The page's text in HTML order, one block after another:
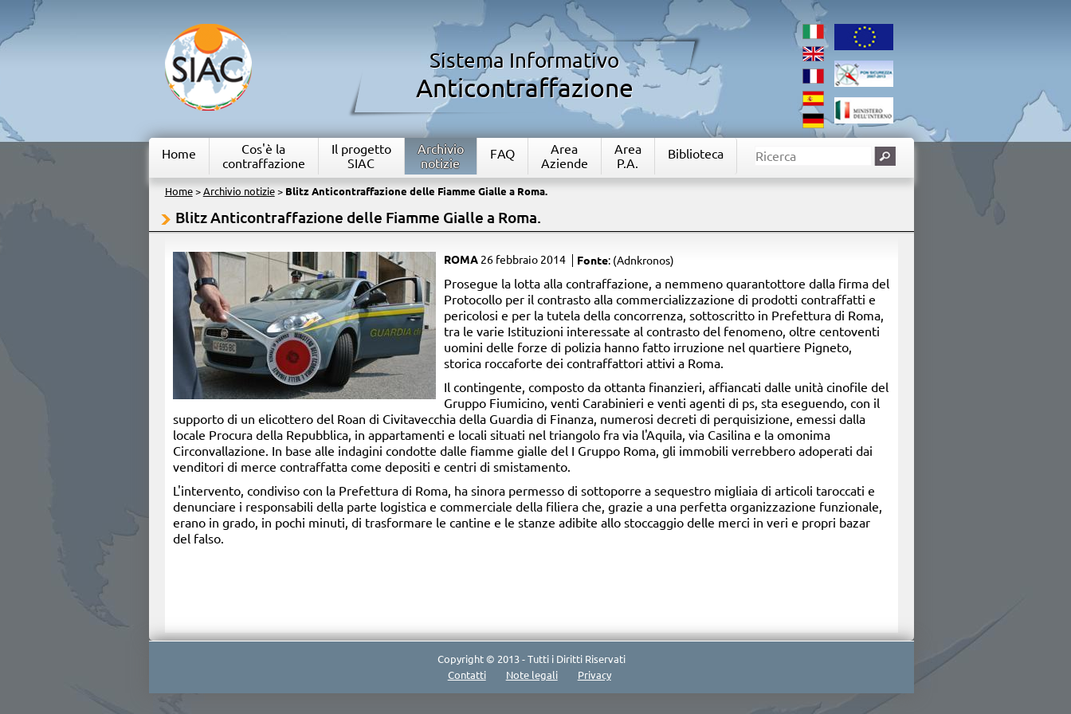
Sistema Informativo
Anticontraffazione
Home
Cos'è la
contraffazione
Il progetto
SIAC
Archivio
notizie
FAQ
Area
Aziende
Area
P.A.
Biblioteca
Home> Archivio notizie> Blitz Anticontraffazione delle Fiamme Gialle a Roma.
Blitz Anticontraffazione delle Fiamme Gialle a Roma.
ROMA 26 febbraio 2014 Fonte: (Adnkronos)
​Prosegue la lotta alla contraffazione, a nemmeno quarantottore dalla firma del
Protocollo per il contrasto alla commercializzazione di prodotti contraffatti e
pericolosi e per la tutela della concorrenza, sottoscritto in Prefettura di Roma,
tra le varie Istituzioni interessate al contrasto del fenomeno, oltre centoventi
uomini delle forze di polizia hanno fatto irruzione nel quartiere Pigneto,
storica roccaforte dei contraffattori attivi a Roma.
Il contingente, composto da ottanta finanzieri, affiancati dalle unità cinofile del
Gruppo Fiumicino, venti Carabinieri e venti agenti di ps, sta eseguendo, con il
supporto di un elicottero del Roan di Civitavecchia della Guardia di Finanza, numerosi decreti di perquisizione, emessi dalla
locale Procura della Repubblica, in appartamenti e locali situati nel triangolo fra via l'Aquila, via Casilina e la omonima
Circonvallazione. In base alle indagini condotte dalle fiamme gialle del I Gruppo Roma, gli immobili verrebbero adoperati dai
venditori di merce contraffatta come depositi e centri di smistamento.
L'intervento, condiviso con la Prefettura di Roma, ha sinora permesso di sottoporre a sequestro migliaia di articoli taroccati e
denunciare i responsabili della parte logistica e commerciale della filiera che, grazie a una perfetta organizzazione funzionale,
erano in grado, in pochi minuti, di trasformare le cantine e le stanze adibite allo stoccaggio delle merci in veri e propri bazar
del falso.
Copyright © 2013 - Tutti i Diritti Riservati
Contatti
Note legali Privacy